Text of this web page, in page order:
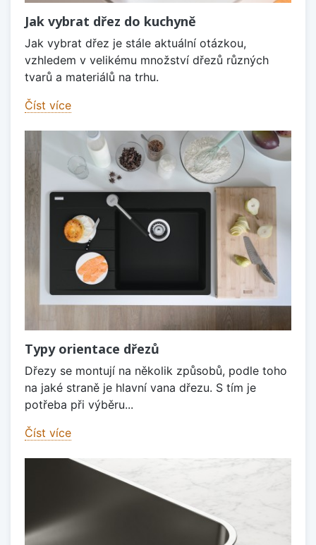
Jak vybrat dřez do kuchyně
Jak vybrat dřez je stále aktuální otázkou,
vzhledem v velikému množství dřezů různých
tvarů a materiálů na trhu.
Číst více
Typy orientace dřezů
Dřezy se montují na několik způsobů, podle toho
na jaké straně je hlavní vana dřezu. S tím je
potřeba při výběru...
Číst více